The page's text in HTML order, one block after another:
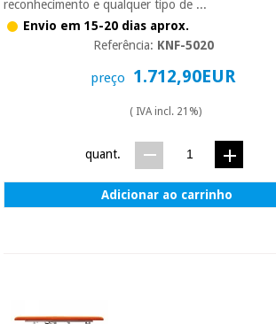
reconhecimento e qualquer tipo de ...
Envio em 15-20 dias aprox.
Referência: KNF-5020
preço 1.712,90EUR
( IVA incl. 21%)
quant.
Adicionar ao carrinho